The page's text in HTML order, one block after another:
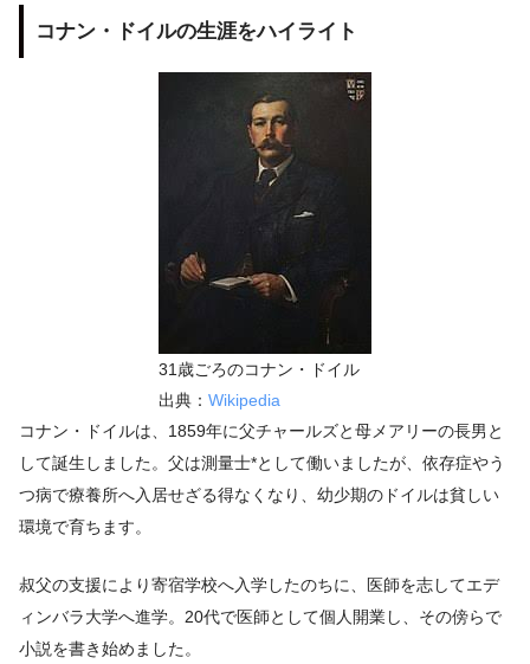
コナン・ドイルの生涯をハイライト
31歳ごろのコナン・ドイル
出典： Wikipedia
コナン・ドイルは、1859年に父チャールズと母メアリーの長男と
して誕生しました。父は測量士*として働いましたが、依存症やう
つ病で療養所へ入居せざる得なくなり、幼少期のドイルは貧しい
環境で育ちます。
叔父の支援により寄宿学校へ入学したのちに、医師を志してエデ
ィンバラ大学へ進学。20代で医師として個人開業し、その傍らで
小説を書き始めました。